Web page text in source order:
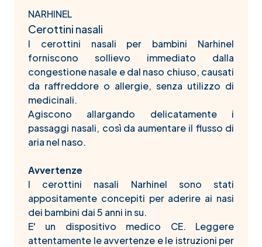
NARHINEL
Cerottini nasali
I cerottini nasali per bambini Narhinel
forniscono sollievo immediato dalla
congestione nasale e dal naso chiuso, causati
da raffreddore o allergie, senza utilizzo di
medicinali.
Agiscono allargando delicatamente i
passaggi nasali, così da aumentare il flusso di
aria nel naso.
Avvertenze
I cerottini nasali Narhinel sono stati
appositamente concepiti per aderire ai nasi
dei bambini dai 5 anni in su.
E' un dispositivo medico CE. Leggere
attentamente le avvertenze e le istruzioni per